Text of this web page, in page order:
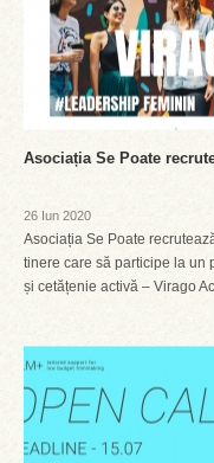
Asociația Se Poate
26 Iun 2020
Asociația Se Poate
tinere care să participe la un
și cetățenie activă – Virago